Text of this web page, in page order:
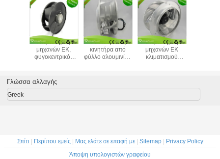
Ανεμιστήρας
μηχανών ΕΚ,
φυγοκεντρικός
τον αβούρτσιστο
ΣΥΝΕΧΉ
κινητήρα
Φαντάσματος
κινητήρα από
φύλλο αλουμινίου
ανεμιστήρας
μηχανών ΕΚ
κλιματισμού
ανεμιστήρων
Γλώσσα αλλαγής
Greek
Σπίτι Περίπου εμείς Μας ελάτε σε επαφή με| Sitemap|
Privacy Policy
Άποψη υπολογιστών γραφείου